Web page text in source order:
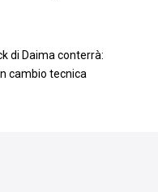
di Daima conterrà:
cambio tecnica